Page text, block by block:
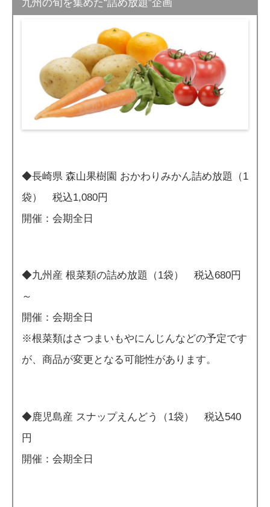
九州の旬を集めた“詰め放題”企画
◆長崎県 森山果樹園 おかわりみかん詰め放題（1
袋） 税込1,080円
開催：会期全日
◆九州産 根菜類の詰め放題（1袋） 税込680円
～
開催：会期全日
※根菜類はさつまいもやにんじんなどの予定です
が、商品が変更となる可能性があります。
◆鹿児島産 スナップえんどう（1袋） 税込540
円
開催：会期全日